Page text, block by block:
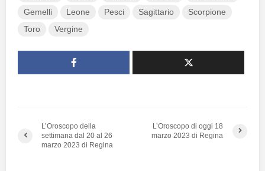
Gemelli
Leone Pesci Sagittario
Scorpione
Toro
Vergine
L’Oroscopo della
settimana dal 20 al 26
marzo 2023 di Regina
L’Oroscopo di oggi 18
marzo 2023 di Regina